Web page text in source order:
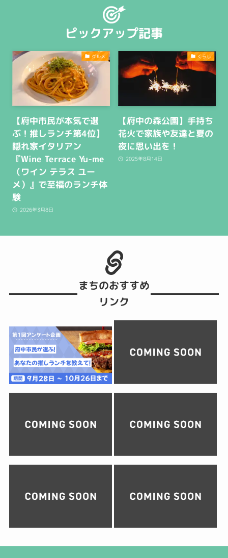
ピックアップ記事
グルメ
【府中市民が本気で選
ぶ！推しランチ第4位】
隠れ家イタリアン
『Wine Terrace Yu-me
（ワイン テラス ユー
メ）』で至福のランチ体
験
2026年3月8日
くらし
【府中の森公園】手持ち
花火で家族や友達と夏の
夜に思い出を！
2025年8月14日
まちのおすすめ
リンク